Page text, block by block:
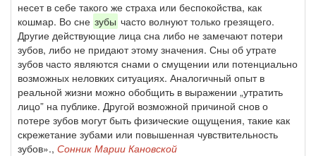
несет в себе такого же страха или беспокойства, как
кошмар. Во сне зубы часто волнуют только грезящего.
Другие действующие лица сна либо не замечают потери
зубов, либо не придают этому значения. Сны об утрате
зубов часто являются снами о смущении или потенциально
возможных неловких ситуациях. Аналогичный опыт в
реальной жизни можно обобщить в выражении „утратить
лицо” на публике. Другой возможной причиной снов о
потере зубов могут быть физические ощущения, такие как
скрежетание зубами или повышенная чувствительность
зубов»., Сонник Марии Кановской